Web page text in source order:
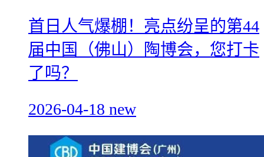
首日人气爆棚！亮点纷呈的第44
届中国（佛山）陶博会，您打卡
了吗？
2026-04-18 new